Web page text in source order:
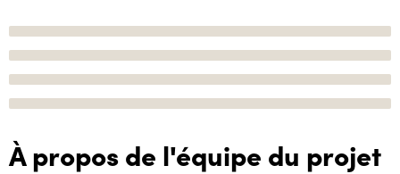
À propos de l'équipe du projet